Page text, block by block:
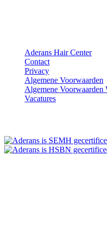
Aderans Hair Center
Contact
Privacy
Algemene Voorwaarden
Algemene Voorwaarden
Vacatures